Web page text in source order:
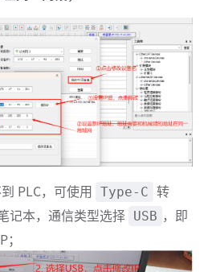
PLC，可使用 Type-C 转
记本，通信类型选择 USB ，即